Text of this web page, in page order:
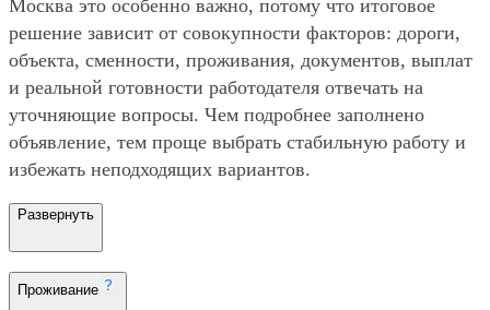
Москва это особенно важно, потому что итоговое
решение зависит от совокупности факторов: дороги,
объекта, сменности, проживания, документов, выплат
и реальной готовности работодателя отвечать на
уточняющие вопросы. Чем подробнее заполнено
объявление, тем проще выбрать стабильную работу и
избежать неподходящих вариантов.
Развернуть
Проживание